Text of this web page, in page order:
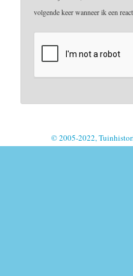
volgende keer wanneer ik een
© 2005-2022,